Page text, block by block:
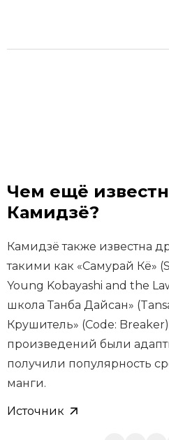
Чем ещё
Камидзё?
Камидзё также известна
такими как «Самурай Кё»
Young Kobayashi and the
школа Танба Дайсан»
Крушитель» (Code:
произведений были
получили популярность
манги.
Источник